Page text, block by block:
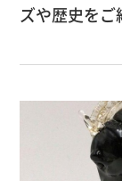
ズや歴史をご